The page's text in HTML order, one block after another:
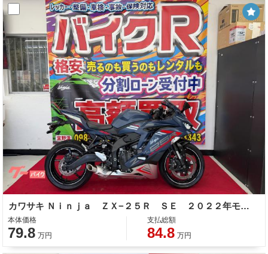
カワサキ Ｎｉｎｊａ ＺＸ−２５Ｒ ＳＥ ２０２２年モデル 純正オプションシングルシートカウル ＬＥＤヘッドライト サイドスタンド
本体価格
79.8 万円
支払総額
84.8 万円